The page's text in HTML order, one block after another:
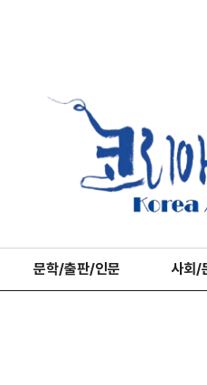
문학/출판/인문 사회/